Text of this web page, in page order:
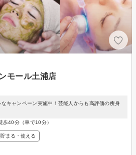
モール土浦店
キャンペーン実施中！芸能人からも高評価の痩身
歩40分（車で10分）
まる・使える